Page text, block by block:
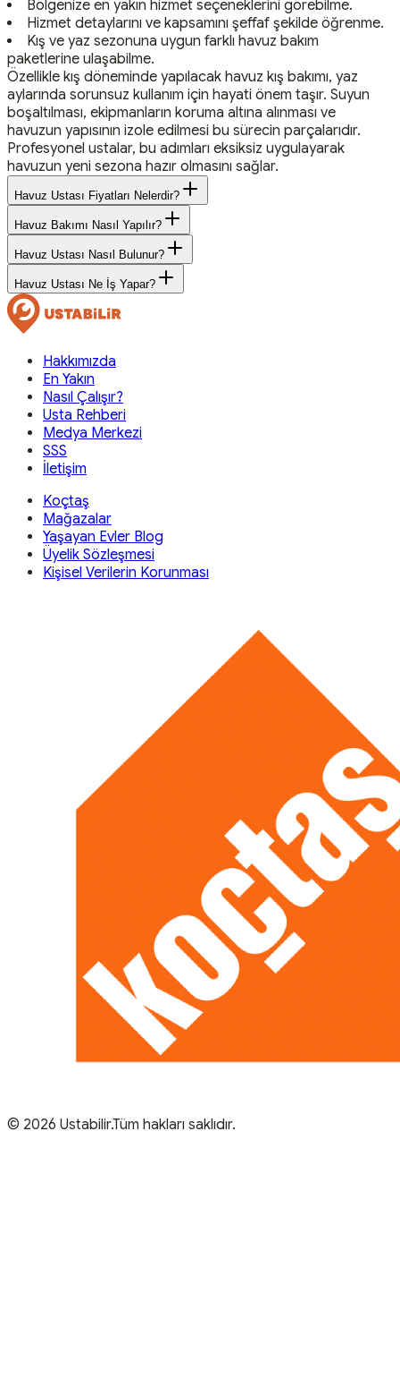
Bölgenize en yakın hizmet seçeneklerini görebilme.
Hizmet detaylarını ve kapsamını şeffaf şekilde öğrenme.
Kış ve yaz sezonuna uygun farklı havuz bakım
paketlerine ulaşabilme.
Özellikle kış döneminde yapılacak havuz kış bakımı, yaz
aylarında sorunsuz kullanım için hayati önem taşır. Suyun
boşaltılması, ekipmanların koruma altına alınması ve
havuzun yapısının izole edilmesi bu sürecin parçalarıdır.
Profesyonel ustalar, bu adımları eksiksiz uygulayarak
havuzun yeni sezona hazır olmasını sağlar.
Havuz Ustası Fiyatları Nelerdir?
Havuz Bakımı Nasıl Yapılır?
Havuz Ustası Nasıl Bulunur?
Havuz Ustası Ne İş Yapar?
Hakkımızda
En Yakın
Nasıl Çalışır?
Usta Rehberi
Medya Merkezi
SSS
İletişim
Koçtaş
Mağazalar
Yaşayan Evler Blog
Üyelik Sözleşmesi
Kişisel Verilerin Korunması
© 2026 Ustabilir.Tüm hakları saklıdır.